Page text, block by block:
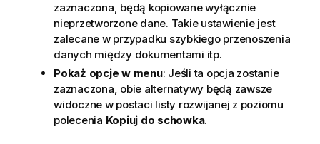
zaznaczona, będą kopiowane wyłącznie
nieprzetworzone dane. Takie ustawienie jest
zalecane w przypadku szybkiego przenoszenia
danych między dokumentami itp.
Pokaż opcje w menu: Jeśli ta opcja zostanie
zaznaczona, obie alternatywy będą zawsze
widoczne w postaci listy rozwijanej z poziomu
polecenia Kopiuj do schowka.